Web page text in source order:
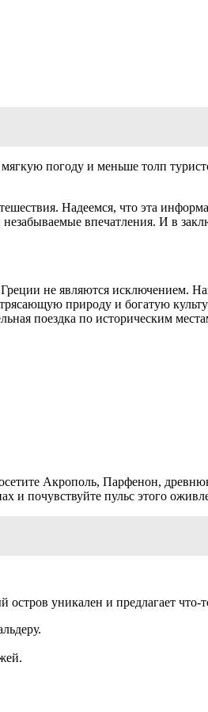
мягкую погоду и меньше толп
Надеемся, что эта
впечатления. И в
не являются исключением.
природу и богатую
поездка по историческим
Акрополь, Парфенон,
и почувствуйте пульс этого
уникален и предлагает что-